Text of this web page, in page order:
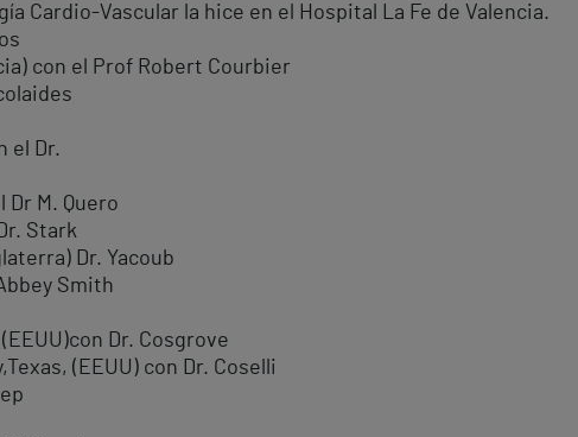
Cardio-Vascular la hice en el Hospital La Fe de Valencia.
con el Prof Robert Courbier
el Dr.
M. Quero
Stark
Dr. Yacoub
Smith
Dr. Cosgrove
(EEUU) con Dr. Coselli